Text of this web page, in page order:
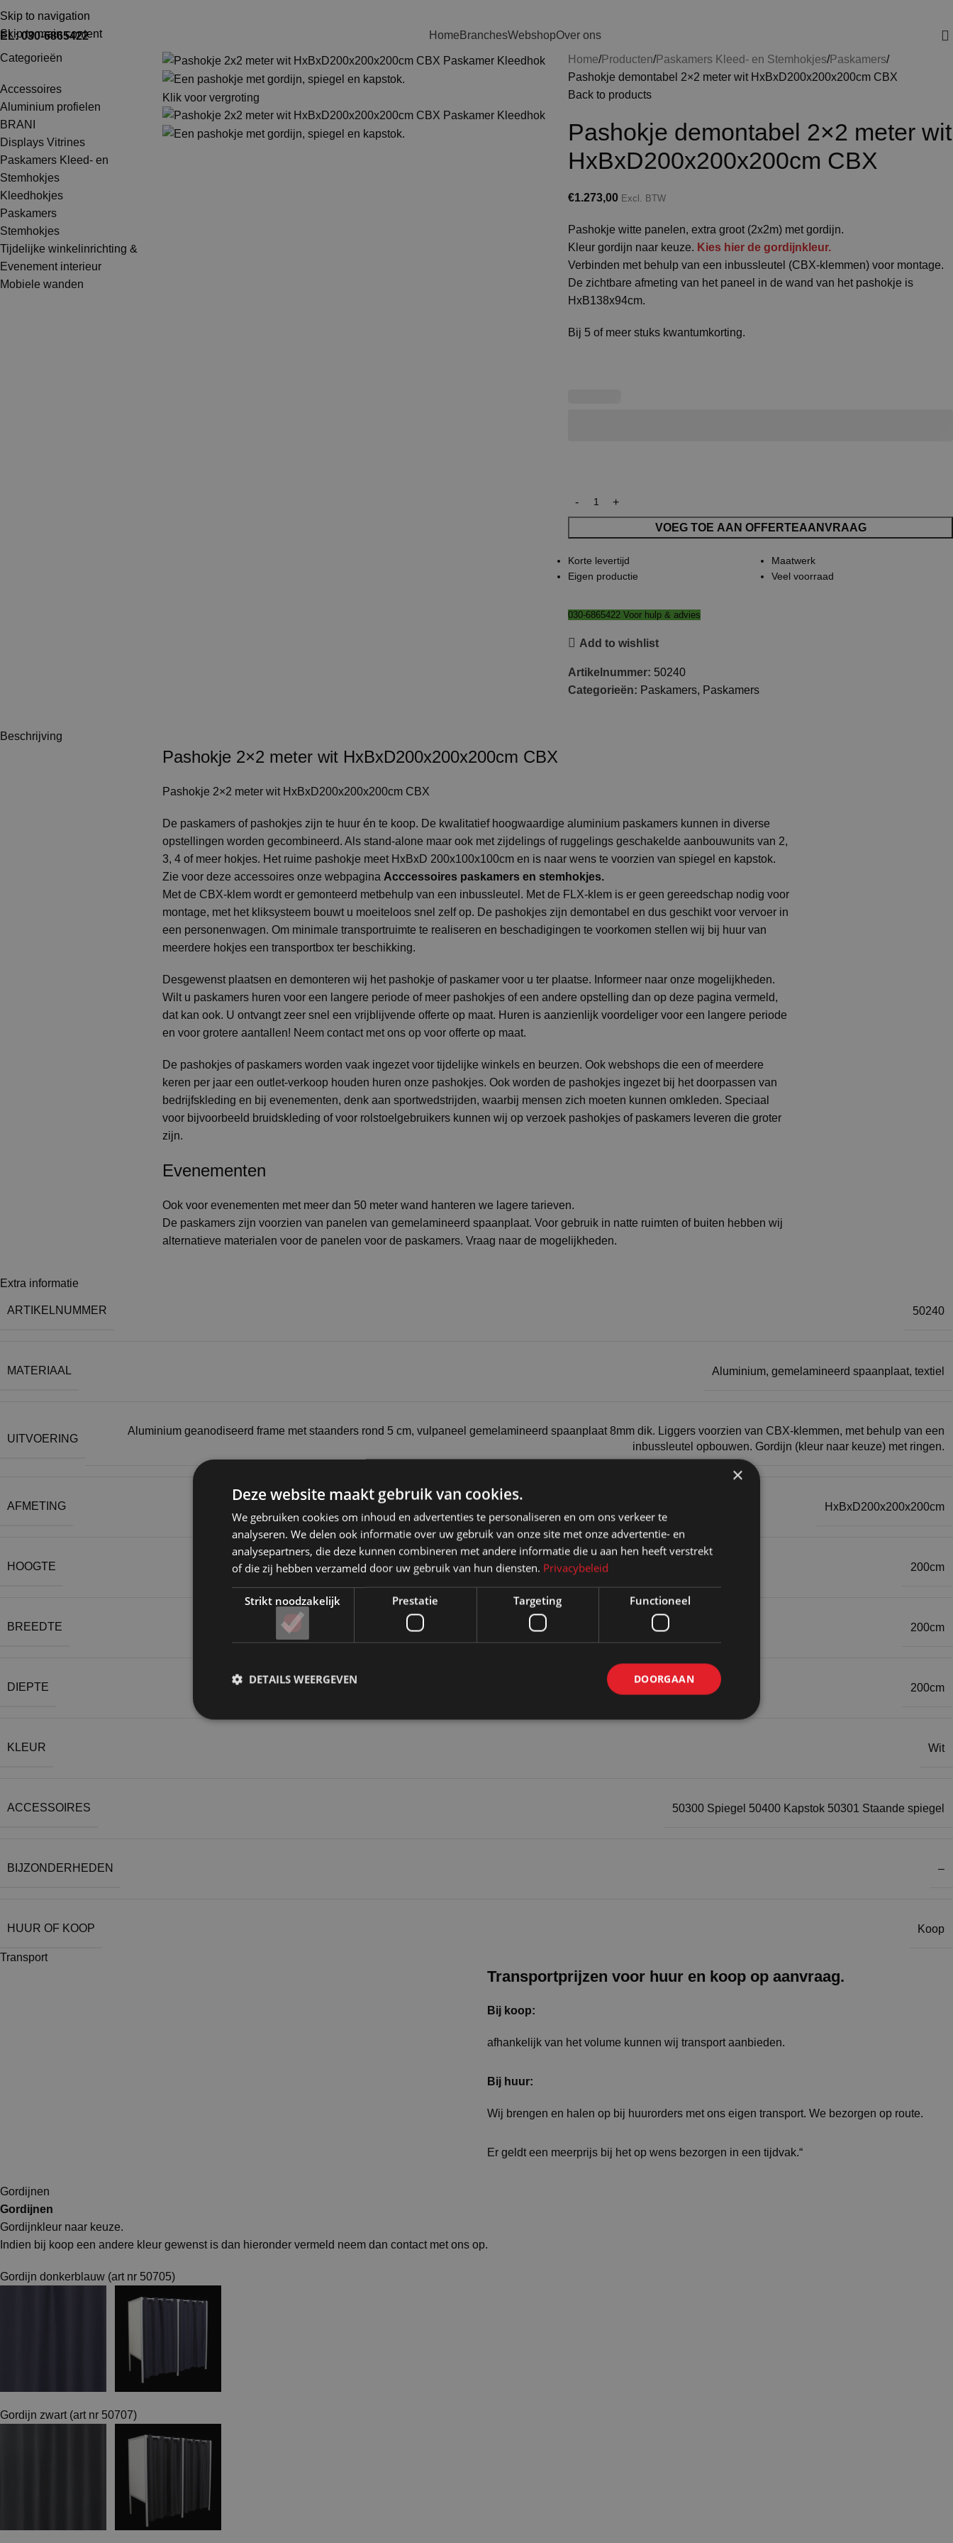
Skip to navigation
Skip to main content
TEL: 030-6865422
030-6865422 Home BranchesWebshopOver ons
Categorieën
Accessoires
Aluminium profielen
BRANI
Displays Vitrines
Paskamers Kleed- en
Stemhokjes
Kleedhokjes
Paskamers
Stemhokjes
Tijdelijke winkelinrichting &
Evenement interieur
Mobiele wanden
Klik voor vergroting
Home Producten Paskamers Kleed- en Stemhokjes Paskamers
Pashokje demontabel 2×2 meter wit HxBxD200x200x200cm CBX
Back to products
Pashokje demontabel 2×2 meter wit
HxBxD200x200x200cm CBX
€1.273,00 Excl. BTW
Pashokje witte panelen, extra groot (2x2m) met gordijn.
Kleur gordijn naar keuze. Kies hier de gordijnkleur.
Verbinden met behulp van een inbussleutel (CBX-klemmen) voor montage.
De zichtbare afmeting van het paneel in de wand van het pashokje is
HxB138x94cm.
Bij 5 of meer stuks kwantumkorting.
VOEG TOE AAN OFFERTEAANVRAAG
Korte levertijd
Eigen productie
Maatwerk
Veel voorraad
030-6865422 Voor hulp & advies
Add to wishlist
Artikelnummer: 50240
Categorieën: Paskamers, Paskamers
Beschrijving
Pashokje 2×2 meter wit HxBxD200x200x200cm CBX
Pashokje 2×2 meter wit HxBxD200x200x200cm CBX
De paskamers of pashokjes zijn te huur én te koop. De kwalitatief hoogwaardige aluminium paskamers kunnen in diverse
opstellingen worden gecombineerd. Als stand-alone maar ook met zijdelings of ruggelings geschakelde aanbouwunits van 2,
3, 4 of meer hokjes. Het ruime pashokje meet HxBxD 200x100x100cm en is naar wens te voorzien van spiegel en kapstok.
Zie voor deze accessoires onze webpagina Acccessoires paskamers en stemhokjes.
Met de CBX-klem wordt er gemonteerd metbehulp van een inbussleutel. Met de FLX-klem is er geen gereedschap nodig voor
montage, met het kliksysteem bouwt u moeiteloos snel zelf op. De pashokjes zijn demontabel en dus geschikt voor vervoer in
een personenwagen. Om minimale transportruimte te realiseren en beschadigingen te voorkomen stellen wij bij huur van
meerdere hokjes een transportbox ter beschikking.
Desgewenst plaatsen en demonteren wij het pashokje of paskamer voor u ter plaatse. Informeer naar onze mogelijkheden.
Wilt u paskamers huren voor een langere periode of meer pashokjes of een andere opstelling dan op deze pagina vermeld,
dat kan ook. U ontvangt zeer snel een vrijblijvende offerte op maat. Huren is aanzienlijk voordeliger voor een langere periode
en voor grotere aantallen! Neem contact met ons op voor offerte op maat.
De pashokjes of paskamers worden vaak ingezet voor tijdelijke winkels en beurzen. Ook webshops die een of meerdere
keren per jaar een outlet-verkoop houden huren onze pashokjes. Ook worden de pashokjes ingezet bij het doorpassen van
bedrijfskleding en bij evenementen, denk aan sportwedstrijden, waarbij mensen zich moeten kunnen omkleden. Speciaal
voor bijvoorbeeld bruidskleding of voor rolstoelgebruikers kunnen wij op verzoek pashokjes of paskamers leveren die groter
zijn.
Evenementen
Ook voor evenementen met meer dan 50 meter wand hanteren we lagere tarieven.
De paskamers zijn voorzien van panelen van gemelamineerd spaanplaat. Voor gebruik in natte ruimten of buiten hebben wij
alternatieve materialen voor de panelen voor de paskamers. Vraag naar de mogelijkheden.
Extra informatie
ARTIKELNUMMER 50240
MATERIAAL Aluminium, gemelamineerd spaanplaat, textiel
UITVOERING
Aluminium geanodiseerd frame met staanders rond 5 cm, vulpaneel gemelamineerd spaanplaat 8mm dik. Liggers voorzien van CBX-klemmen, met behulp van een
inbussleutel opbouwen. Gordijn (kleur naar keuze) met ringen.
AFMETING HxBxD200x200x200cm
HOOGTE 200cm
BREEDTE 200cm
DIEPTE 200cm
KLEUR Wit
ACCESSOIRES 50300 Spiegel 50400 Kapstok 50301 Staande spiegel
BIJZONDERHEDEN –
HUUR OF KOOP Koop
Transport
Transportprijzen voor huur en koop op aanvraag.
Bij koop:
afhankelijk van het volume kunnen wij transport aanbieden.
Bij huur:
Wij brengen en halen op bij huurorders met ons eigen transport. We bezorgen op route.
Er geldt een meerprijs bij het op wens bezorgen in een tijdvak.“
Gordijnen
Gordijnen
Gordijnkleur naar keuze.
Indien bij koop een andere kleur gewenst is dan hieronder vermeld neem dan contact met ons op.
Gordijn donkerblauw (art nr 50705)
Gordijn zwart (art nr 50707)
×
Deze website maakt gebruik van cookies.
We gebruiken cookies om inhoud en advertenties te personaliseren en om ons verkeer te
analyseren. We delen ook informatie over uw gebruik van onze site met onze advertentie- en
analysepartners, die deze kunnen combineren met andere informatie die u aan hen heeft verstrekt
of die zij hebben verzameld door uw gebruik van hun diensten. Privacybeleid
Strikt noodzakelijk Prestatie Targeting Functioneel
DOORGAAN
DETAILS WEERGEVEN